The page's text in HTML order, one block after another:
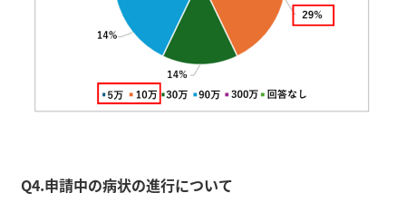
Q4.申請中の病状の進行について